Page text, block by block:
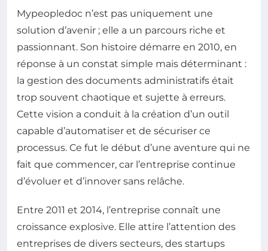
Mypeopledoc n’est pas uniquement une
solution d’avenir ; elle a un parcours riche et
passionnant. Son histoire démarre en 2010, en
réponse à un constat simple mais déterminant :
la gestion des documents administratifs était
trop souvent chaotique et sujette à erreurs.
Cette vision a conduit à la création d’un outil
capable d’automatiser et de sécuriser ce
processus. Ce fut le début d’une aventure qui ne
fait que commencer, car l’entreprise continue
d’évoluer et d’innover sans relâche.
Entre 2011 et 2014, l’entreprise connaît une
croissance explosive. Elle attire l’attention des
entreprises de divers secteurs, des startups